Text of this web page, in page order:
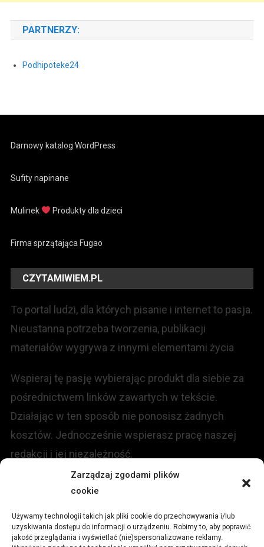
Zarządzaj zgodami plików
cookie
Używamy technologii takich jak pliki cookie do przechowywania i/lub
uzyskiwania dostępu do informacji o urządzeniu. Robimy to, aby poprawić
jakość przeglądania i wyświetlać (nie)spersonalizowane reklamy.
PARTNERZY:
Podhipoteke24
Darnowy katalog WordPress
Sufity napinane
Mulinek Produkty dla dzieci
Firma sprzątająca Fugao
CZYTAMIWIEM.PL
To portal ludzi, dla których pisanie i internet to pasja.
Nieustanna potrzeba tworzenia, publikacji
materiałów wygrywa z innymi elementami życia
Wspieraj tę pasję wybierając produkt dla siebie za
pośrednictwem linków zawartych w tekście.
Działając w ten sposób nie ponosisz żadnych
kosztów. Jednocześnie wspierasz pracę naszej
redakcji i jej niezależność.
Redakcja portalu: